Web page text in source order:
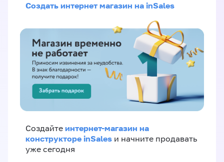
Создать интернет магазин на inSales
Создайте интернет-магазин на
конструкторе inSales и начните продавать
уже сегодня